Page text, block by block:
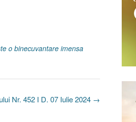
o binecuvantare imensa
Nr. 452 I D. 07 Iulie 2024 →